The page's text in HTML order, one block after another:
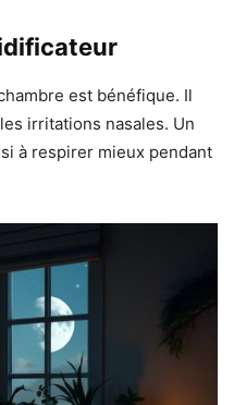
est bénéfique. Il
irritations nasales. Un
à respirer mieux pendant